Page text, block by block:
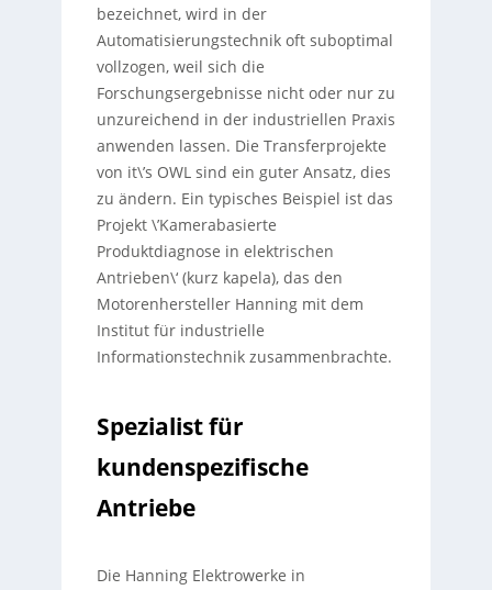
bezeichnet, wird in der
Automatisierungstechnik oft suboptimal
vollzogen, weil sich die
Forschungsergebnisse nicht oder nur zu
unzureichend in der industriellen Praxis
anwenden lassen. Die Transferprojekte
von it\’s OWL sind ein guter Ansatz, dies
zu ändern. Ein typisches Beispiel ist das
Projekt \’Kamerabasierte
Produktdiagnose in elektrischen
Antrieben\‘ (kurz kapela), das den
Motorenhersteller Hanning mit dem
Institut für industrielle
Informationstechnik zusammenbrachte.
Spezialist für
kundenspezifische
Antriebe
Die Hanning Elektrowerke in